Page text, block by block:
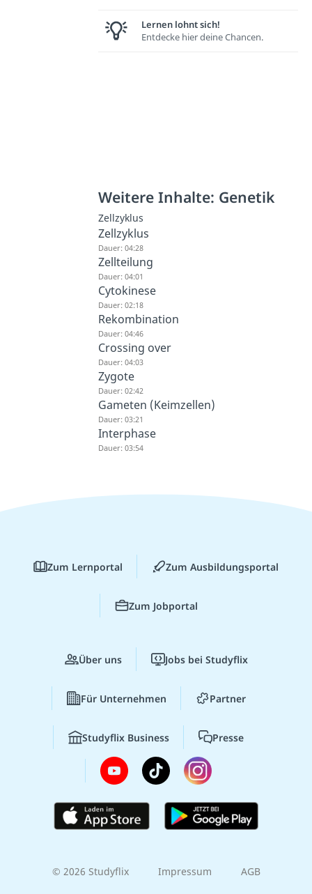
Lernen lohnt sich!
Entdecke hier deine Chancen.
Weitere Inhalte: Genetik
Zellzyklus
Zellzyklus
Dauer: 04:28
Zellteilung
Dauer: 04:01
Cytokinese
Dauer: 02:18
Rekombination
Dauer: 04:46
Crossing over
Dauer: 04:03
Zygote
Dauer: 02:42
Gameten (Keimzellen)
Dauer: 03:21
Interphase
Dauer: 03:54
Zum Lernportal Zum Ausbildungsportal
Zum Jobportal
Über uns Jobs bei Studyflix
Für Unternehmen Partner
Studyflix Business Presse
© 2026 Studyflix Impressum AGB